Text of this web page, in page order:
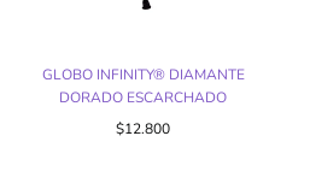
GLOBO INFINITY® DIAMANTE
DORADO ESCARCHADO
$12.800